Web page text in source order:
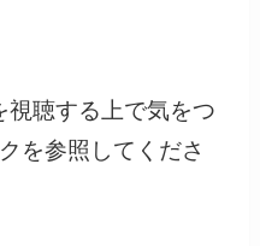
聴する上で気をつ
を参照してくださ